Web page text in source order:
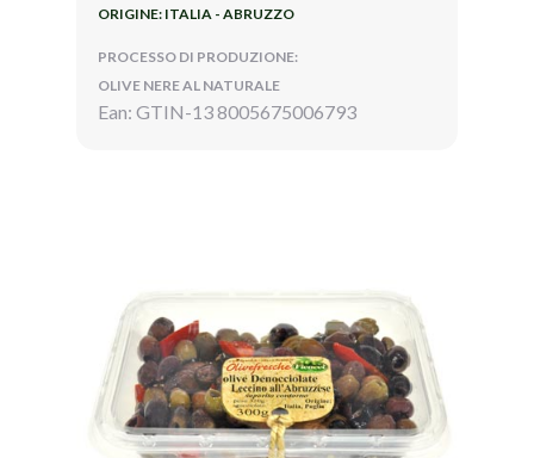
ORIGINE: ITALIA - ABRUZZO
PROCESSO DI PRODUZIONE:
OLIVE NERE AL NATURALE
Ean: GTIN-13 8005675006793